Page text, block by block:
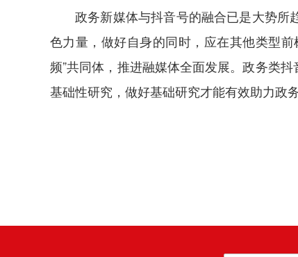
政务新媒体与抖音号的融合已是大势所
色力量，做好自身的同时，应在其他类型
频”共同体，推进融媒体全面发展。政务类
基础性研究，做好基础研究才能有效助力政